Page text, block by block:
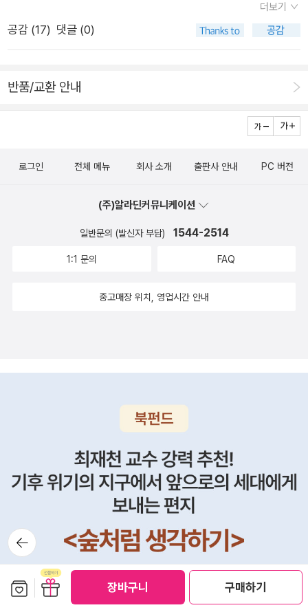
장바구니 구매하기
너무도 이 작품을 좋아했던 사람이라면 정말 반가운 마음으로 재
어미딱새가 후박나무로 날아앉아서 갸날프게 운다. 어미딱새는
먹이를 물어다 주기도 하지만, 딴청을 부리면서 우리가 손을 뻗으
그림책테라피가 뭐길래》를 돌아본다. 그림책은 “달래려고 나오
는 책”이 아니다. 누구를 달래려고 붓을 쥘 적에는 이미 늪이나
굴레로 잠기기 일쑤이다. 그림책을 처음 짓고 펴낸 사람들은 “사
람도, 글씨에 말씨를 옮긴 사람도, 마음씨를 노랫가락으로 여민
려는 꿈”을 담았다고 느낀다. 처음부터 언제나 사랑으로 빚어서
사랑을 속삭이려는 그림책이기에, 아프거나 고단하거나 슬픈 사
람이 마음을 추슬러서 일어나는 길동무로 삼을 수 있다. 이와 달
라피’는 이제 멈추자. 사랑을 짓고, 사랑을 나누자. 사랑을 찾고,
《새로 쓰는 말밑 꾸러미 사전》, 《미래세대를 위한 우리말과 문해
꽃》, 《쉬운 말이 평화》, 《곁말》, 《책숲마실》, 《우리말 수수께끼
동시》, 《시골에서 살림 짓는 즐거움》, 《이오덕 마음 읽기》를 썼
다. blog.naver.com/hbooklove+무안공항 유해 발굴 현장서
카드뮴 검출…경찰 수색 중단https://n.news.naver.com/mne
ws/article/001/0016065728?rc=N&ntype=RANKING'광
주공항 국제선 부활' 시민단체 대표 전남광주특별시의원 출마htt
ps://n.news.naver.com/mnews/article/421/000893383
4?type=journalists+이란 매체 '해상 규칙 위반 한국 선박 겨
냥'...이란 대사관은 재차 부인 / YTNhttps://www.youtube.c
om/watch?v=nqQ_7JGo-j0단전·치안악화에 들끓는 쿠바…4
더보기
공감 (17) 댓글 (0)
반품/교환 안내
뒤로가
기
로그인 전체 메뉴 회사 소개 출판사 안내 PC 버전
(주)알라딘커뮤니케이션
일반문의 (발신자 부담) 1544-2514
1:1 문의 FAQ
중고매장 위치, 영업시간 안내